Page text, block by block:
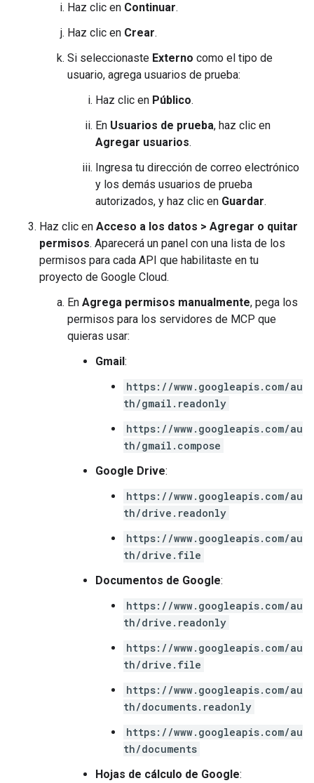
Haz clic en Continuar.
Haz clic en Crear.
Si seleccionaste Externo como el tipo de
usuario, agrega usuarios de prueba:
Haz clic en Público.
En Usuarios de prueba, haz clic en
Agregar usuarios.
Ingresa tu dirección de correo electrónico
y los demás usuarios de prueba
autorizados, y haz clic en Guardar.
Haz clic en Acceso a los datos > Agregar o quitar
permisos. Aparecerá un panel con una lista de los
permisos para cada API que habilitaste en tu
proyecto de Google Cloud.
En Agrega permisos manualmente, pega los
permisos para los servidores de MCP que
quieras usar:
Gmail:
https://www.googleapis.com/au
th/gmail.readonly
https://www.googleapis.com/au
th/gmail.compose
Google Drive:
https://www.googleapis.com/au
th/drive.readonly
https://www.googleapis.com/au
th/drive.file
Documentos de Google:
https://www.googleapis.com/au
th/drive.readonly
https://www.googleapis.com/au
th/drive.file
https://www.googleapis.com/au
th/documents.readonly
https://www.googleapis.com/au
th/documents
Hojas de cálculo de Google: